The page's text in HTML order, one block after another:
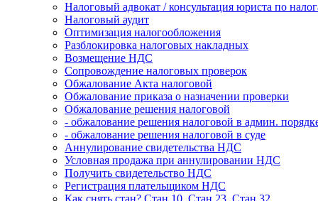
Налоговый адвокат / консультация юриста по
Налоговый аудит
Оптимизация налогообложения
Разблокировка налоговых накладных
Возмещение НДС
Сопровождение налоговых проверок
Обжалование Акта налоговой
Обжалование приказа о назначении проверки
Обжалование решения налоговой
- обжалование решения налоговой в админ.
- обжалование решения налоговой в суде
Аннулирование свидетельства НДС
Условная продажа при аннулировании НДС
Получить свидетельство НДС
Регистрация плательщиком НДС
Как снять стан? Стан 10, Стан 23, Стан 32